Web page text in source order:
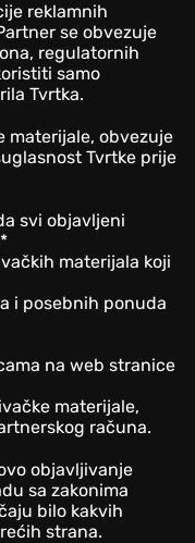
reklamnih
se obvezuje
regulatornih
samo
Tvrtka.
materijale, obvezuje
Tvrtke prije
svi objavljeni
materijala koji
i posebnih ponuda
na web stranice
materijale,
računa.
objavljivanje
sa zakonima
bilo kakvih
strana.